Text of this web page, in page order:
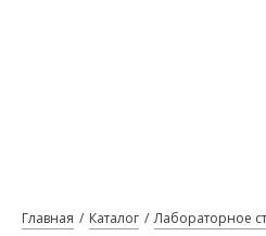
Главная Каталог Лабораторное